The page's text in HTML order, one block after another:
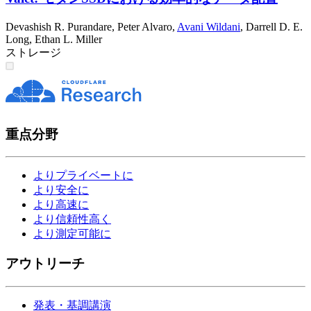
Devashish R. Purandare, Peter Alvaro, Avani Wildani, Darrell D. E.
Long, Ethan L. Miller
ストレージ
重点分野
よりプライベートに
より安全に
より高速に
より信頼性高く
より測定可能に
アウトリーチ
発表・基調講演